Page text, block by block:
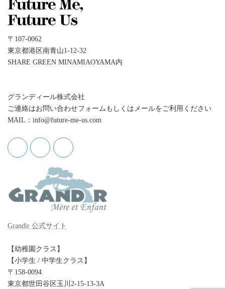
〒107-0062
東京都港区南青山1-12-32
SHARE GREEN MINAMIAOYAMA内
グランディール株式会社
ご連絡はお問い合わせフォームもしくはメールをご利用ください
MAIL：info@future-me-us.com
Grandir 公式サイト
【幼稚園クラス】
【小学生 / 中学生クラス】
〒158-0094
東京都世田谷区玉川2-15-13-3A